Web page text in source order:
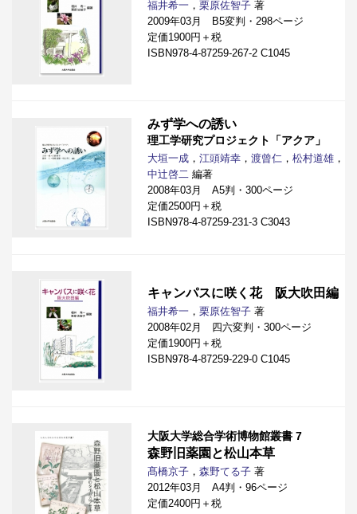
福井希一 ， 栗原佐智子 著
2009年03月 B5変判・298ページ
定価1900円＋税
ISBN978-4-87259-267-2 C1045
みず学への誘い
理工学研究プロジェクト「アクア」
大垣一成 ， 江頭靖幸 ， 渡曾仁 ， 松村道雄 ，
中辻啓二 編著
2008年03月 A5判・300ページ
定価2500円＋税
ISBN978-4-87259-231-3 C3043
キャンパスに咲く花 阪大吹田編
福井希一 ， 栗原佐智子 著
2008年02月 四六変判・300ページ
定価1900円＋税
ISBN978-4-87259-229-0 C1045
大阪大学総合学術博物館叢書 7
森野旧薬園と松山本草
髙橋京子 ， 森野てる子 著
2012年03月 A4判・96ページ
定価2400円＋税